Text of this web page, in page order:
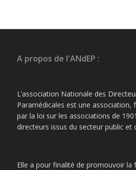
A propos de l'ANdEP :
L’association Nationale des
Paramédicales est une association,
par la loi sur les associations de
directeurs issus du secteur public et
Elle a pour finalité de promouvoir la